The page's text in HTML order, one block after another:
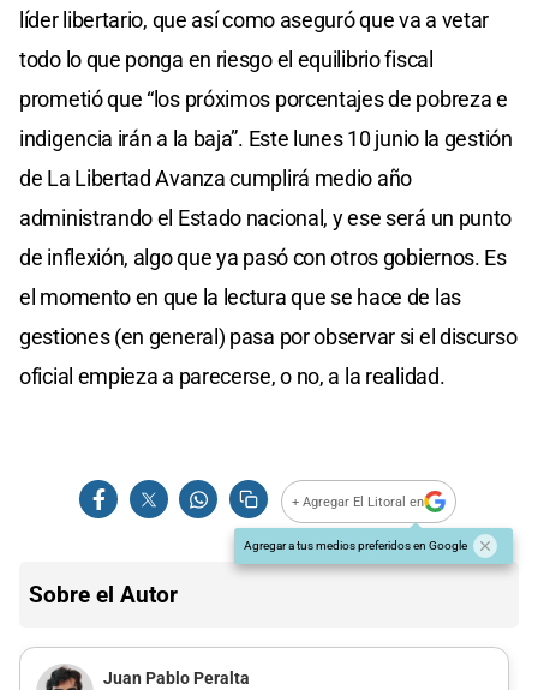
líder libertario, que así como aseguró que va a vetar
todo lo que ponga en riesgo el equilibrio fiscal
prometió que “los próximos porcentajes de pobreza e
indigencia irán a la baja”. Este lunes 10 junio la gestión
de La Libertad Avanza cumplirá medio año
administrando el Estado nacional, y ese será un punto
de inflexión, algo que ya pasó con otros gobiernos. Es
el momento en que la lectura que se hace de las
gestiones (en general) pasa por observar si el discurso
oficial empieza a parecerse, o no, a la realidad.
+ Agregar El Litoral en
Agregar a tus medios preferidos en Google
Sobre el Autor
Juan Pablo Peralta